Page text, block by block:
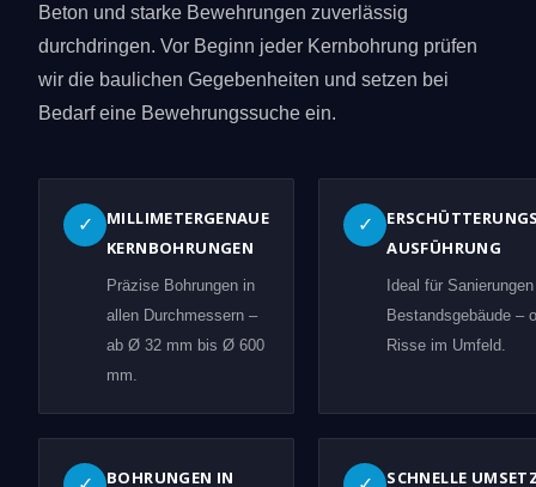
Beton und starke Bewehrungen zuverlässig
durchdringen. Vor Beginn jeder Kernbohrung prüfen
wir die baulichen Gegebenheiten und setzen bei
Bedarf eine Bewehrungssuche ein.
✓
MILLIMETERGENAUE
KERNBOHRUNGEN
Präzise Bohrungen in
allen Durchmessern –
ab Ø 32 mm bis Ø 600
mm.
✓
AUSFÜHRUNG
Ideal für
Bestandsgebäude –
Risse im Umfeld.
BOHRUNGEN IN SCHNELLE